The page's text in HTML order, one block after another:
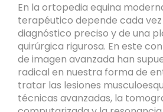
En la ortopedia equina
terapéutico depende cada vez
diagnóstico preciso y de una
quirúrgica rigurosa. En este
de imagen avanzada han
radical en nuestra forma de
tratar las lesiones
técnicas avanzadas, la